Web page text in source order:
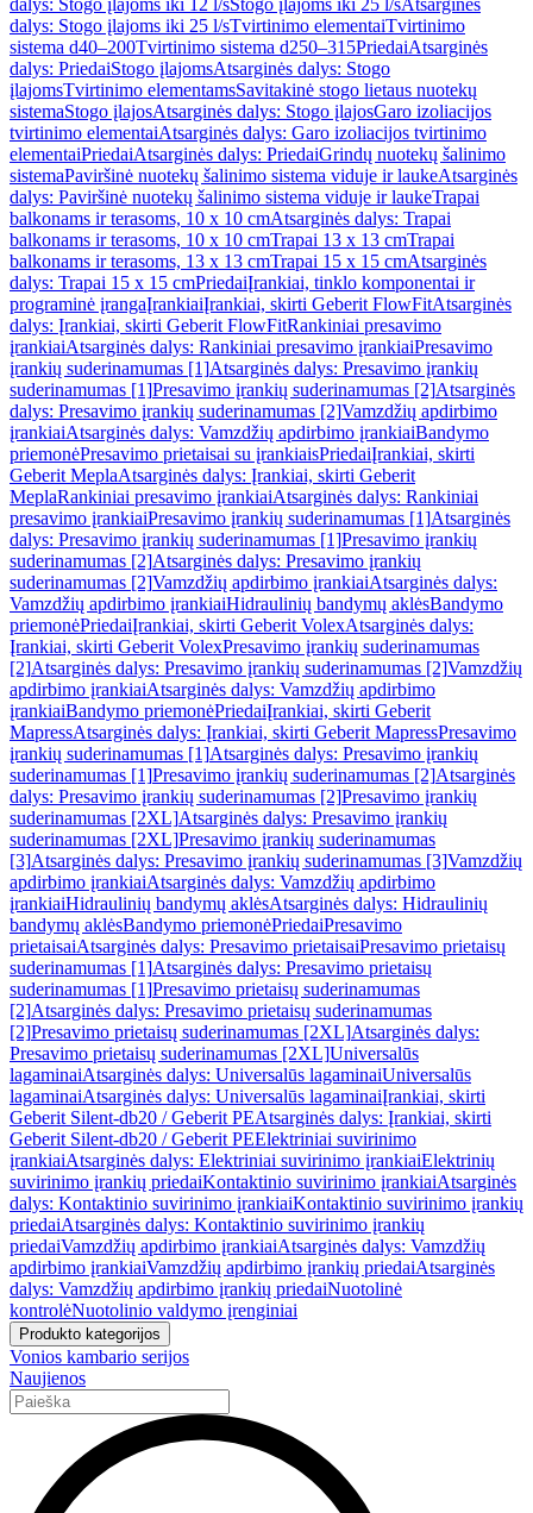
dalys: Stogo įlajoms iki 12 l/sStogo įlajoms iki 25 l/sAtsarginės
dalys: Stogo įlajoms iki 25 l/sTvirtinimo elementaiTvirtinimo
sistema d40–200Tvirtinimo sistema d250–315PriedaiAtsarginės
dalys: PriedaiStogo įlajomsAtsarginės dalys: Stogo
įlajomsTvirtinimo elementamsSavitakinė stogo lietaus nuotekų
sistemaStogo įlajosAtsarginės dalys: Stogo įlajosGaro izoliacijos
tvirtinimo elementaiAtsarginės dalys: Garo izoliacijos tvirtinimo
elementaiPriedaiAtsarginės dalys: PriedaiGrindų nuotekų šalinimo
sistemaPaviršinė nuotekų šalinimo sistema viduje ir laukeAtsarginės
dalys: Paviršinė nuotekų šalinimo sistema viduje ir laukeTrapai
balkonams ir terasoms, 10 x 10 cmAtsarginės dalys: Trapai
balkonams ir terasoms, 10 x 10 cmTrapai 13 x 13 cmTrapai
balkonams ir terasoms, 13 x 13 cmTrapai 15 x 15 cmAtsarginės
dalys: Trapai 15 x 15 cmPriedaiĮrankiai, tinklo komponentai ir
programinė įrangaĮrankiaiĮrankiai, skirti Geberit FlowFitAtsarginės
dalys: Įrankiai, skirti Geberit FlowFitRankiniai presavimo
įrankiaiAtsarginės dalys: Rankiniai presavimo įrankiaiPresavimo
įrankių suderinamumas [1]Atsarginės dalys: Presavimo įrankių
suderinamumas [1]Presavimo įrankių suderinamumas [2]Atsarginės
dalys: Presavimo įrankių suderinamumas [2]Vamzdžių apdirbimo
įrankiaiAtsarginės dalys: Vamzdžių apdirbimo įrankiaiBandymo
priemonėPresavimo prietaisai su įrankiaisPriedaiĮrankiai, skirti
Geberit MeplaAtsarginės dalys: Įrankiai, skirti Geberit
MeplaRankiniai presavimo įrankiaiAtsarginės dalys: Rankiniai
presavimo įrankiaiPresavimo įrankių suderinamumas [1]Atsarginės
dalys: Presavimo įrankių suderinamumas [1]Presavimo įrankių
suderinamumas [2]Atsarginės dalys: Presavimo įrankių
suderinamumas [2]Vamzdžių apdirbimo įrankiaiAtsarginės dalys:
Vamzdžių apdirbimo įrankiaiHidraulinių bandymų aklėsBandymo
priemonėPriedaiĮrankiai, skirti Geberit VolexAtsarginės dalys:
Įrankiai, skirti Geberit VolexPresavimo įrankių suderinamumas
[2]Atsarginės dalys: Presavimo įrankių suderinamumas [2]Vamzdžių
apdirbimo įrankiaiAtsarginės dalys: Vamzdžių apdirbimo
įrankiaiBandymo priemonėPriedaiĮrankiai, skirti Geberit
MapressAtsarginės dalys: Įrankiai, skirti Geberit MapressPresavimo
įrankių suderinamumas [1]Atsarginės dalys: Presavimo įrankių
suderinamumas [1]Presavimo įrankių suderinamumas [2]Atsarginės
dalys: Presavimo įrankių suderinamumas [2]Presavimo įrankių
suderinamumas [2XL]Atsarginės dalys: Presavimo įrankių
suderinamumas [2XL]Presavimo įrankių suderinamumas
[3]Atsarginės dalys: Presavimo įrankių suderinamumas [3]Vamzdžių
apdirbimo įrankiaiAtsarginės dalys: Vamzdžių apdirbimo
įrankiaiHidraulinių bandymų aklėsAtsarginės dalys: Hidraulinių
bandymų aklėsBandymo priemonėPriedaiPresavimo
prietaisaiAtsarginės dalys: Presavimo prietaisaiPresavimo prietaisų
suderinamumas [1]Atsarginės dalys: Presavimo prietaisų
suderinamumas [1]Presavimo prietaisų suderinamumas
[2]Atsarginės dalys: Presavimo prietaisų suderinamumas
[2]Presavimo prietaisų suderinamumas [2XL]Atsarginės dalys:
Presavimo prietaisų suderinamumas [2XL]Universalūs
lagaminaiAtsarginės dalys: Universalūs lagaminaiUniversalūs
lagaminaiAtsarginės dalys: Universalūs lagaminaiĮrankiai, skirti
Geberit Silent-db20 / Geberit PEAtsarginės dalys: Įrankiai, skirti
Geberit Silent-db20 / Geberit PEElektriniai suvirinimo
įrankiaiAtsarginės dalys: Elektriniai suvirinimo įrankiaiElektrinių
suvirinimo įrankių priedaiKontaktinio suvirinimo įrankiaiAtsarginės
dalys: Kontaktinio suvirinimo įrankiaiKontaktinio suvirinimo įrankių
priedaiAtsarginės dalys: Kontaktinio suvirinimo įrankių
priedaiVamzdžių apdirbimo įrankiaiAtsarginės dalys: Vamzdžių
apdirbimo įrankiaiVamzdžių apdirbimo įrankių priedaiAtsarginės
dalys: Vamzdžių apdirbimo įrankių priedaiNuotolinė
kontrolėNuotolinio valdymo įrenginiai
Produkto kategorijos
Vonios kambario serijos
Naujienos